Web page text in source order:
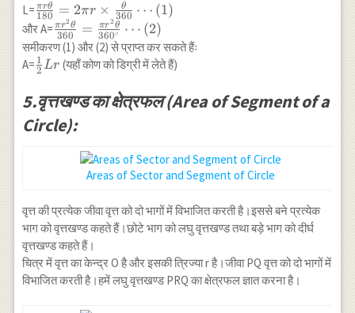
L=\frac{\pi r
\theta}
{180}=2 \pi
r \times
\frac{\theta}
{360}
\cdots(1)
180
πrθ = 2πr × 360
θ ⋯ (1)
और A=\frac{\pi r^2
\theta}
{360}=
\frac{\pi r^2
\theta}
{360^{\circ}}
\cdots(2)
360
πr2 θ = 360∘
πr2 θ ⋯ (2)
समीकरण (1) और (2) से प्राप्त कर सकते हैंः
A=\frac{1}
2
1 Lr (यहाँ कोण को डिग्री में लेते हैं)
5.वृत्तखण्ड का क्षेत्रफल (Area of Segment of a
Circle):
Areas of Sector and Segment of Circle
वृत्त की प्रत्येक जीवा वृत्त को दो भागों में विभाजित करती है।इससे बने प्रत्येक
भाग को वृत्तखण्ड कहते हैं।छोटे भाग को लघु वृत्तखण्ड तथा बड़े भाग को दीर्घ
वृत्तखण्ड कहते हैं।
चित्र में वृत्त का केन्द्र O है और इसकी त्रिज्या r है।जीवा PQ वृत्त को दो भागों में
विभाजित करती है।हमें लघु वृत्तखण्ड PRQ का क्षेत्रफल ज्ञात करना है।